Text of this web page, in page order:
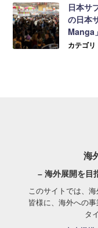
日本サ
の日本
Manga
カテゴリ
海
– 海外展開を目
このサイトでは、
皆様に、海外への
タ